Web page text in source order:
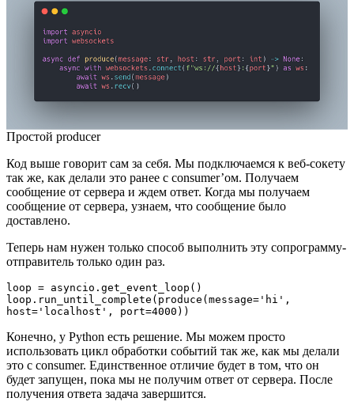
Простой producer
Код выше говорит сам за себя. Мы подключаемся к веб-сокету
так же, как делали это ранее с consumer’ом. Получаем
сообщение от сервера и ждем ответ. Когда мы получаем
сообщение от сервера, узнаем, что сообщение было
доставлено.
Теперь нам нужен только способ выполнить эту сопрограмму-
отправитель только один раз.
loop = asyncio.get_event_loop()
loop.run_until_complete(produce(message='hi',
host='localhost', port=4000))
Конечно, у Python есть решение. Мы можем просто
использовать цикл обработки событий так же, как мы делали
это с consumer. Единственное отличие будет в том, что он
будет запущен, пока мы не получим ответ от сервера. После
получения ответа задача завершится.